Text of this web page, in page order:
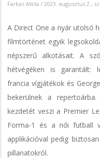
Farkas Attila / 2023. augusztus 2.,
A Direct One a nyár utolsó
filmtörténet egyik
népszerű alkotásait. A
hétvégéken is garantált:
francia vígjátékok és
bekerülnek a
kezdetét veszi a Premier
Forma-1 és a női futball
applikációval pedig
pillanatokról.